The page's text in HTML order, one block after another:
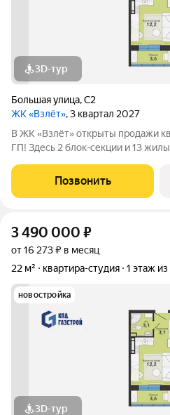
3D-тур
Большая улица,С2
ЖК «Взлёт», 3 квартал 2027
В ЖК «Взлёт» открыты продажи
ГП! Здесь 2 блок-секции и 13
холлов, благоустроенным
традиционно, представлен
Позвонить
3 490 000 ₽
от 16 273 ₽ в месяц
22 м²
квартира-студия 1 этаж из
новостройка
3D-тур